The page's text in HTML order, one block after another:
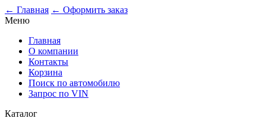
← Главная ← Оформить заказ
Меню
Главная
О компании
Контакты
Корзина
Поиск по автомобилю
Запрос по VIN
Каталог